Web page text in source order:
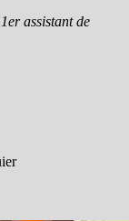
assistant de